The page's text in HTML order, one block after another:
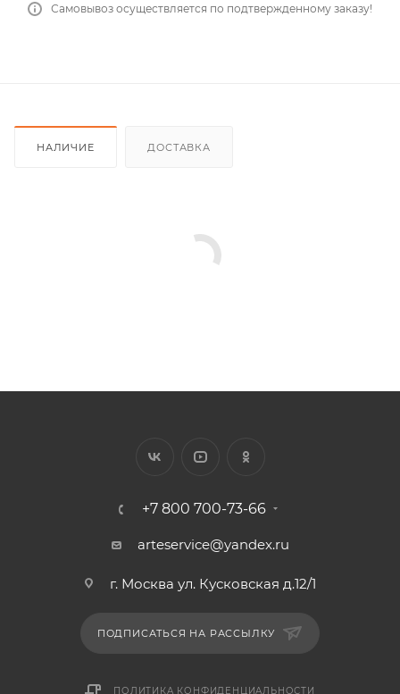
Самовывоз осуществляется по подтвержденному заказу!
НАЛИЧИЕ ДОСТАВКА
+7 800 700-73-66
arteservice@yandex.ru
г. Москва ул. Кусковская д.12/1
ПОДПИСАТЬСЯ НА РАССЫЛКУ
ПОЛИТИКА КОНФИДЕНЦИАЛЬНОСТИ